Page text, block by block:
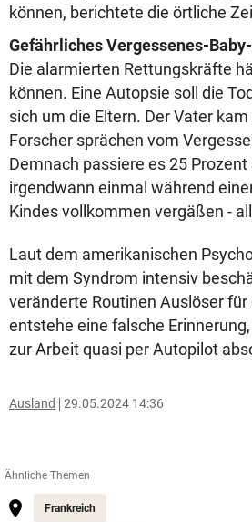
können, berichtete die örtliche
Gefährliches Vergessenes-
Die alarmierten Rettungskräfte
können. Eine Autopsie soll die
sich um die Eltern. Der Vater
Forscher sprächen vom
Demnach passiere es 25
irgendwann einmal während
Kindes vollkommen vergäßen -
Laut dem amerikanischen
mit dem Syndrom intensiv
veränderte Routinen Auslöser
entstehe eine falsche
zur Arbeit quasi per Autopilot
Ausland 29.05.2024 14:36
Ähnliche Themen
Frankreich